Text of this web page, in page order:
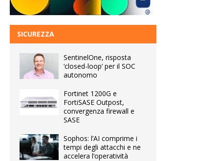
SICUREZZA
SentinelOne, risposta
‘closed-loop’ per il SOC
autonomo
Fortinet 1200G e
FortiSASE Outpost,
convergenza firewall e
SASE
Sophos: l’AI comprime i
tempi degli attacchi e ne
accelera l’operatività